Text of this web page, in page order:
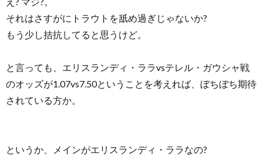
それはさすがにトラウトを舐め過ぎじゃないか?
もう少し拮抗してると思うけど。
と言っても、エリスランディ・ララvsテレル・ガウシャ戦
のオッズが1.07vs7.50ということを考えれば、ぼちぼち期待
されている方か。
というか、メインがエリスランディ・ララなの?